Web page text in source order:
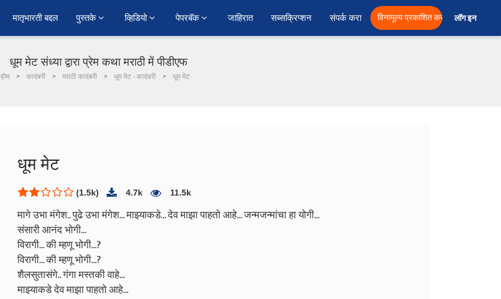
﻿मातृभारती बद्दल पुस्तके व्हिडियो पेपरबॅक जाहिरात सब्सक्रिप्शन संपर्क करा विनामूल्य प्रकाशित करा लॉग इन
धूम मेट संध्या द्वारा प्रेम कथा मराठी में पीडीएफ
होम कादंबरी मराठी कादंबरी धूम मेट - कादंबरी धूम मेट
धूम मेट
(1.5k) 4.7k 11.5k
मागे उभा मंगेश.. पुढे उभा मंगेश...माझ्याकडे... देव माझा पाहतो आहे...जन्मजन्मांचा हा योगी...
संसारी आनंद भोगी...
विरागी... की म्हणू भोगी...?
विरागी... की म्हणू भोगी...?
शैलसुतासंगे.. गंगा मस्तकी वाहे...
माझ्याकडे देव माझा पाहतो आहे...